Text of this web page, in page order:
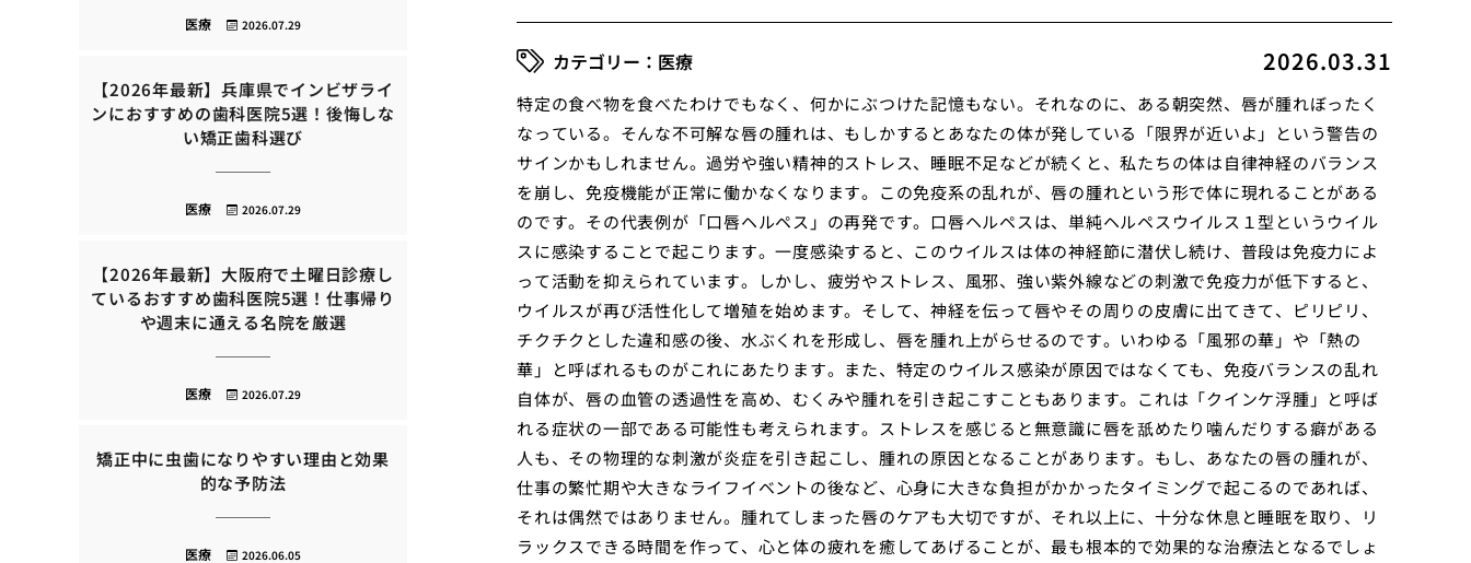
2026.03.31
医療
特定の食べ物を食べたわけでもなく、何かにぶつけた記憶もない。それなのに、ある朝突然、唇が腫れぼったく
なっている。そんな不可解な唇の腫れは、もしかするとあなたの体が発している「限界が近いよ」という警告の
サインかもしれません。過労や強い精神的ストレス、睡眠不足などが続くと、私たちの体は自律神経のバランス
を崩し、免疫機能が正常に働かなくなります。この免疫系の乱れが、唇の腫れという形で体に現れることがある
のです。その代表例が「口唇ヘルペス」の再発です。口唇ヘルペスは、単純ヘルペスウイルス１型というウイル
スに感染することで起こります。一度感染すると、このウイルスは体の神経節に潜伏し続け、普段は免疫力によ
って活動を抑えられています。しかし、疲労やストレス、風邪、強い紫外線などの刺激で免疫力が低下すると、
ウイルスが再び活性化して増殖を始めます。そして、神経を伝って唇やその周りの皮膚に出てきて、ピリピリ、
チクチクとした違和感の後、水ぶくれを形成し、唇を腫れ上がらせるのです。いわゆる「風邪の華」や「熱の
華」と呼ばれるものがこれにあたります。また、特定のウイルス感染が原因ではなくても、免疫バランスの乱れ
自体が、唇の血管の透過性を高め、むくみや腫れを引き起こすこともあります。これは「クインケ浮腫」と呼ば
れる症状の一部である可能性も考えられます。ストレスを感じると無意識に唇を舐めたり噛んだりする癖がある
人も、その物理的な刺激が炎症を引き起こし、腫れの原因となることがあります。もし、あなたの唇の腫れが、
仕事の繁忙期や大きなライフイベントの後など、心身に大きな負担がかかったタイミングで起こるのであれば、
それは偶然ではありません。腫れてしまった唇のケアも大切ですが、それ以上に、十分な休息と睡眠を取り、リ
ラックスできる時間を作って、心と体の疲れを癒してあげることが、最も根本的で効果的な治療法となるでしょ
2026.07.29
医療
【2026年最新】兵庫県でインビザライ
ンにおすすめの歯科医院5選！後悔しな
い矯正歯科選び
2026.07.29
医療
【2026年最新】大阪府で土曜日診療し
ているおすすめ歯科医院5選！仕事帰り
や週末に通える名院を厳選
2026.07.29
医療
矯正中に虫歯になりやすい理由と効果
的な予防法
2026.06.05
医療